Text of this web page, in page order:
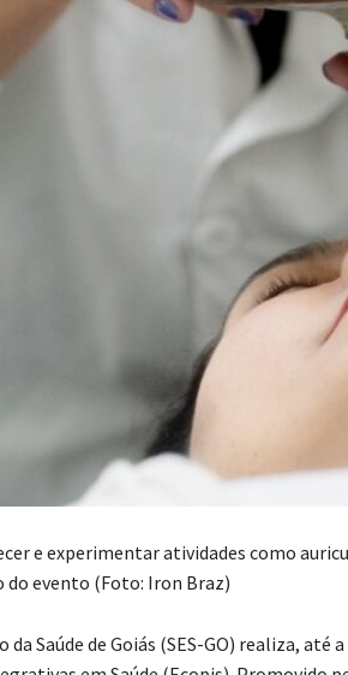
e experimentar atividades como
evento (Foto: Iron Braz)
da Saúde de Goiás (SES-GO) realiza,